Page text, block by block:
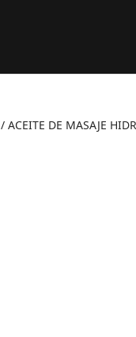
/ ACEITE DE MASAJE